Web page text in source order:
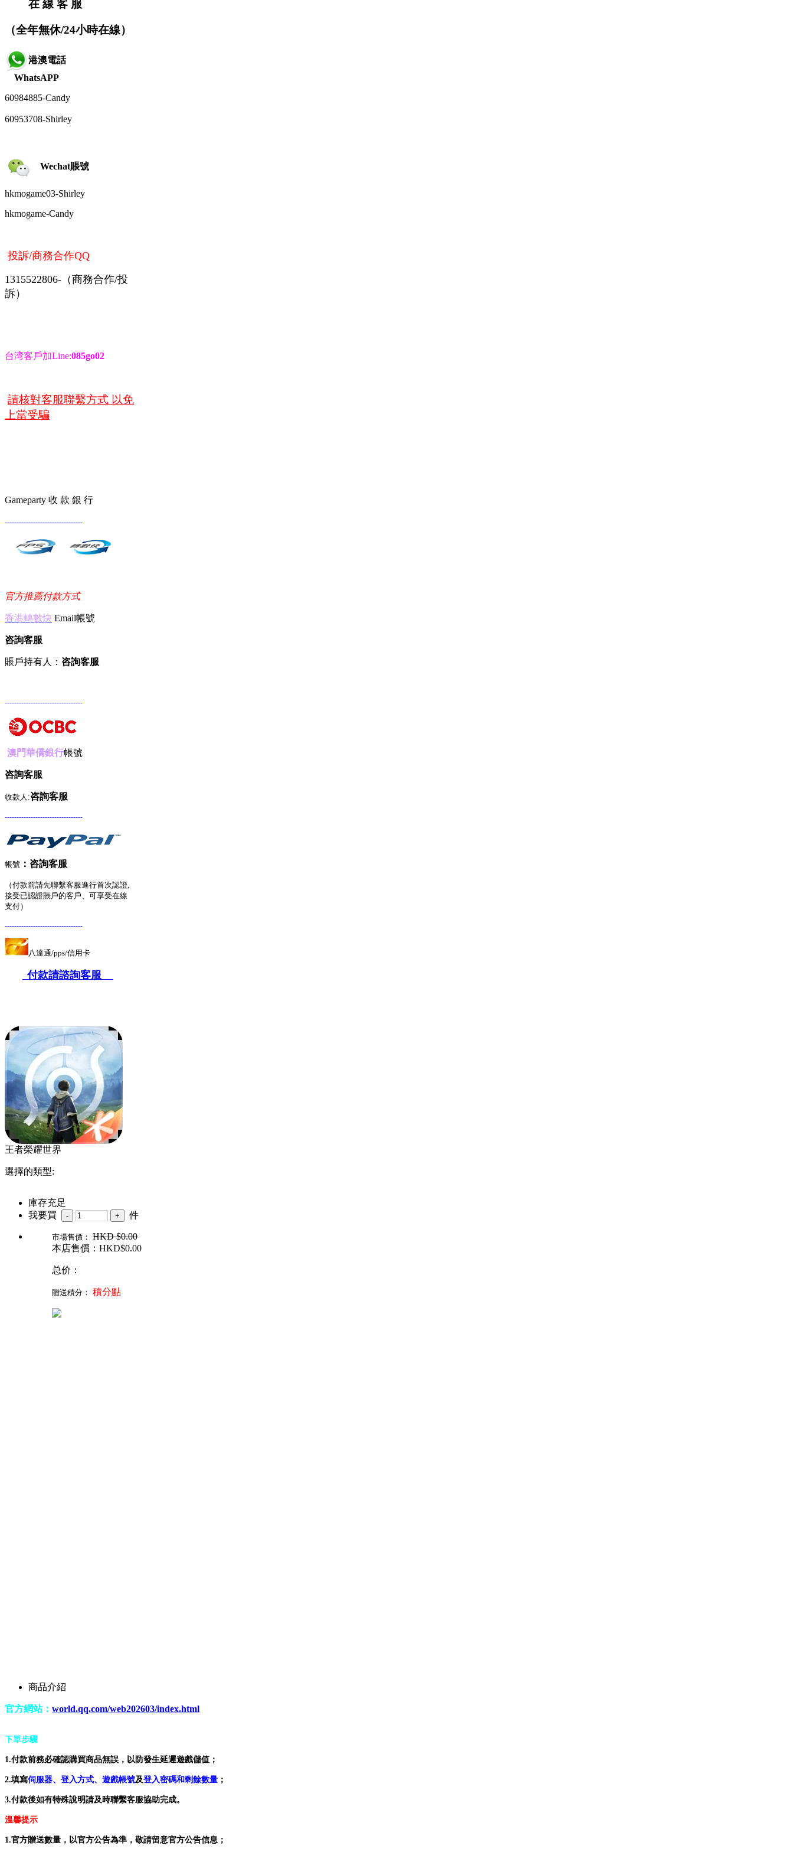
在 線 客 服
（全年無休/24小時在線）
港澳電話
WhatsAPP
60984885-Candy
60953708-Shirley
Wechat賬號
hkmogame03-Shirley
hkmogame-Candy
投訴/商務合作QQ
1315522806-（商務合作/投
訴）
台湾客戶加Line:085go02
請核對客服聯繫方式 以免
上當受騙
Gameparty 收 款 銀 行
---------------------------------
官方推薦付款方式
香港轉數快 Email帳號
咨詢客服
賬戶持有人： 咨詢客服
---------------------------------
澳門華僑銀行帳號
咨詢客服
收款人:咨詢客服
---------------------------------
帳號 ： 咨詢客服
（付款前請先聯繫客服進行首次認證,
接受已認證賬戶的客戶、可享受在線
支付）
---------------------------------
八達通/pps/信用卡
付款請諮詢客服
王者榮耀世界
選擇的類型:
庫存充足
我要買
件
市場售價： HKD$0.00
本店售價：HKD$0.00
总价：
贈送積分： 積分點
商品介紹
官方網站： world.qq.com/web202603/index.html
下單步驟
1.付款前務必確認購買商品無誤，以防發生延遲遊戲儲值；
2.填寫伺服器、登入方式、遊戲帳號及登入密碼和剩餘數量 ；
3.付款後如有特殊說明請及時聯繫客服協助完成。
溫馨提示
1.官方贈送數量，以官方公告為準，敬請留意官方公告信息；